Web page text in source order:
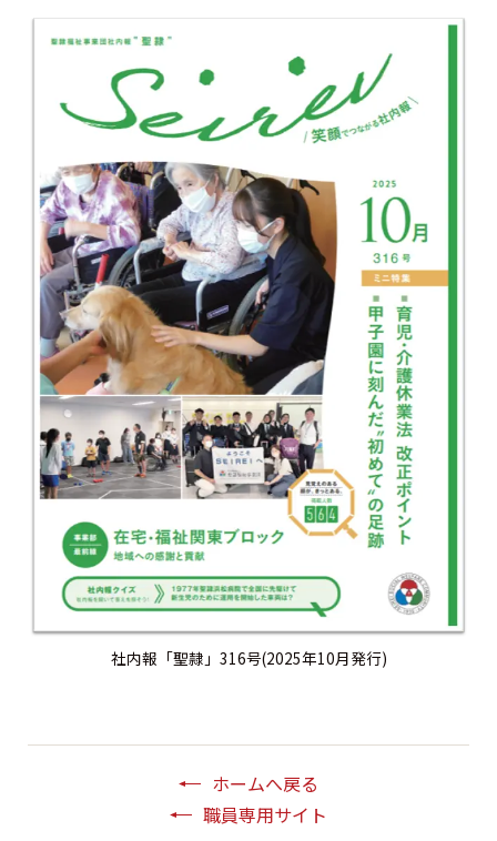
社内報「聖隷」316号(2025年10月発行)
職員専用サイト
ホームへ戻る